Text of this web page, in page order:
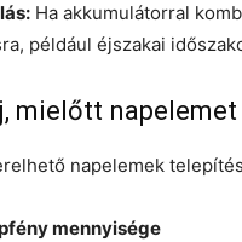
Ha akkumulátorral
például éjszakai
mielőtt
napelemek
mennyisége